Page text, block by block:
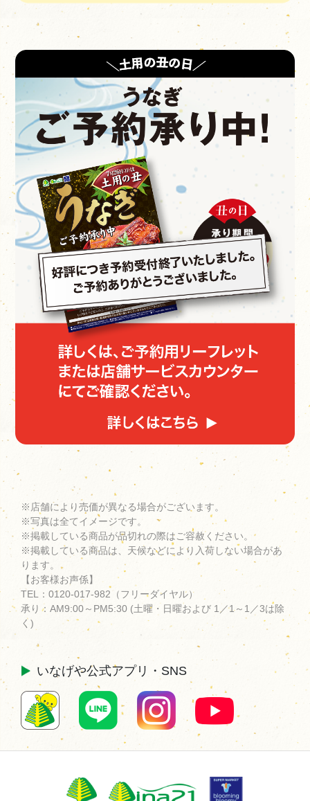
※店舗により売価が異なる場合がございます。
※写真は全てイメージです。
※掲載している商品が品切れの際はご容赦ください。
※掲載している商品は、天候などにより入荷しない場合があ
ります。
【お客様お声係】
TEL： 0120-017-982 （フリーダイヤル）
承り：AM9:00～PM5:30 (土曜・日曜および 1／1～1／3は除
く)
いなげや公式アプリ・SNS